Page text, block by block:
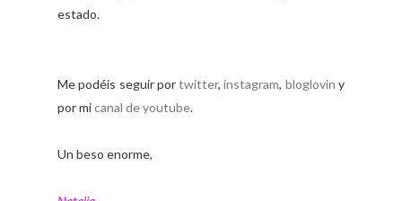
estado.
Me podéis seguir portwitter,instagram, bloglovin y
por micanal de youtube.
Un beso enorme,